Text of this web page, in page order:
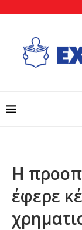
Η
έφερε